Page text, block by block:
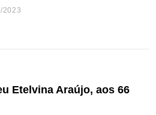
2023
Etelvina Araújo, aos 66